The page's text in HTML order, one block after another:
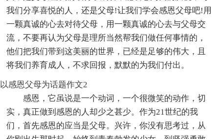
我们分享喜悦的人，还是父母!让我们学会感恩父母吧!用
一颗真诚的心去对待父母，用一颗真诚的心去与父母交
流，不要再认为父母是理所当然帮我们做任何事情的，
他们把我们带到这美丽的世界，已经是足够的伟大，且
将我们养育成人，不求回报，默默的为我们付出。
以感恩父母为话题作文2
感恩，它虽说是一个动词，一个很微笑的动作，切
实，真正做到感恩的人却少之甚少。作为21世纪的我
们，首先感恩的应当是父母。兴许，你没有思考过，从